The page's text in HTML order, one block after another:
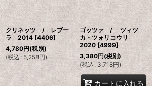
クリネッツ / レブー
ラ 2014 [4406]
4,780円(税別)
(税込 : 5,258円)
ゴッツァ / ツィツ
カ・ツォリコウリ
2020 [4999]
3,380円(税別)
(税込 : 3,718円)
カートに入れる